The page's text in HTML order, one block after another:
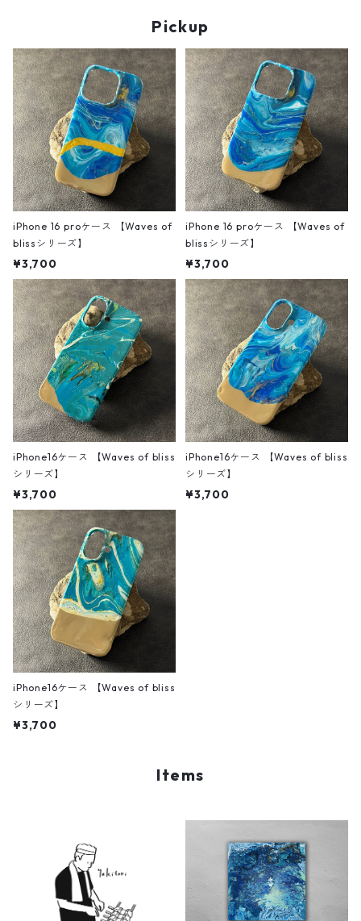
Pickup
iPhone 16 proケース 【Waves of
blissシリーズ】
¥3,700
iPhone 16 proケース 【Waves of
blissシリーズ】
¥3,700
iPhone16ケース 【Waves of bliss
シリーズ】
¥3,700
iPhone16ケース 【Waves of bliss
シリーズ】
¥3,700
iPhone16ケース 【Waves of bliss
シリーズ】
¥3,700
Items